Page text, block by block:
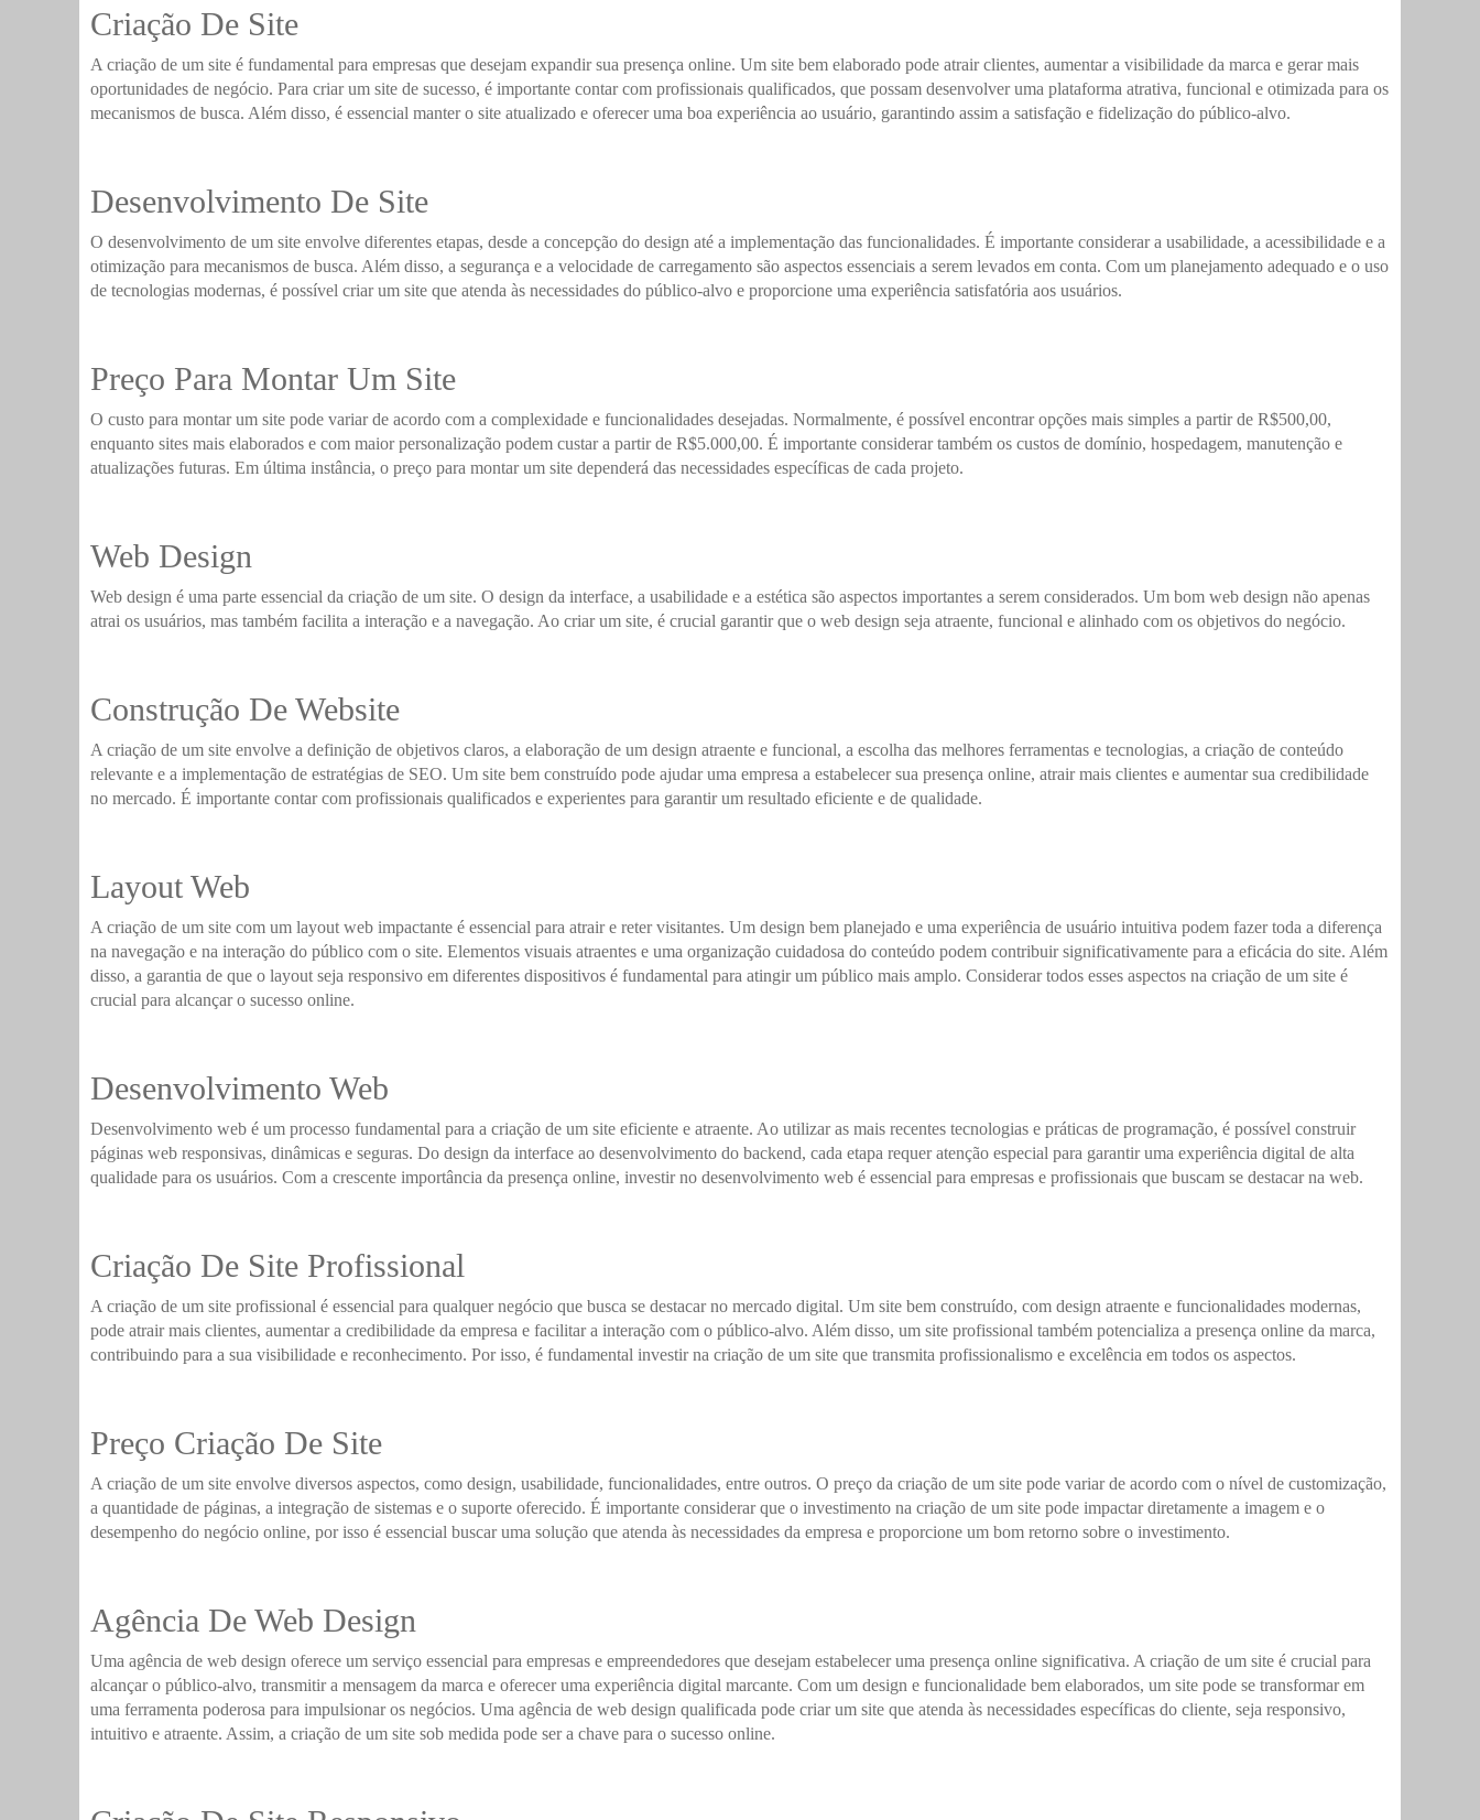
Criação De Site
A criação de um site é fundamental para empresas que desejam expandir sua presença online. Um site bem elaborado pode atrair clientes, aumentar a visibilidade da marca e gerar mais
oportunidades de negócio. Para criar um site de sucesso, é importante contar com profissionais qualificados, que possam desenvolver uma plataforma atrativa, funcional e otimizada para os
mecanismos de busca. Além disso, é essencial manter o site atualizado e oferecer uma boa experiência ao usuário, garantindo assim a satisfação e fidelização do público-alvo.
Desenvolvimento De Site
O desenvolvimento de um site envolve diferentes etapas, desde a concepção do design até a implementação das funcionalidades. É importante considerar a usabilidade, a acessibilidade e a
otimização para mecanismos de busca. Além disso, a segurança e a velocidade de carregamento são aspectos essenciais a serem levados em conta. Com um planejamento adequado e o uso
de tecnologias modernas, é possível criar um site que atenda às necessidades do público-alvo e proporcione uma experiência satisfatória aos usuários.
Preço Para Montar Um Site
O custo para montar um site pode variar de acordo com a complexidade e funcionalidades desejadas. Normalmente, é possível encontrar opções mais simples a partir de R$500,00,
enquanto sites mais elaborados e com maior personalização podem custar a partir de R$5.000,00. É importante considerar também os custos de domínio, hospedagem, manutenção e
atualizações futuras. Em última instância, o preço para montar um site dependerá das necessidades específicas de cada projeto.
Web Design
Web design é uma parte essencial da criação de um site. O design da interface, a usabilidade e a estética são aspectos importantes a serem considerados. Um bom web design não apenas
atrai os usuários, mas também facilita a interação e a navegação. Ao criar um site, é crucial garantir que o web design seja atraente, funcional e alinhado com os objetivos do negócio.
Construção De Website
A criação de um site envolve a definição de objetivos claros, a elaboração de um design atraente e funcional, a escolha das melhores ferramentas e tecnologias, a criação de conteúdo
relevante e a implementação de estratégias de SEO. Um site bem construído pode ajudar uma empresa a estabelecer sua presença online, atrair mais clientes e aumentar sua credibilidade
no mercado. É importante contar com profissionais qualificados e experientes para garantir um resultado eficiente e de qualidade.
Layout Web
A criação de um site com um layout web impactante é essencial para atrair e reter visitantes. Um design bem planejado e uma experiência de usuário intuitiva podem fazer toda a diferença
na navegação e na interação do público com o site. Elementos visuais atraentes e uma organização cuidadosa do conteúdo podem contribuir significativamente para a eficácia do site. Além
disso, a garantia de que o layout seja responsivo em diferentes dispositivos é fundamental para atingir um público mais amplo. Considerar todos esses aspectos na criação de um site é
crucial para alcançar o sucesso online.
Desenvolvimento Web
Desenvolvimento web é um processo fundamental para a criação de um site eficiente e atraente. Ao utilizar as mais recentes tecnologias e práticas de programação, é possível construir
páginas web responsivas, dinâmicas e seguras. Do design da interface ao desenvolvimento do backend, cada etapa requer atenção especial para garantir uma experiência digital de alta
qualidade para os usuários. Com a crescente importância da presença online, investir no desenvolvimento web é essencial para empresas e profissionais que buscam se destacar na web.
Criação De Site Profissional
A criação de um site profissional é essencial para qualquer negócio que busca se destacar no mercado digital. Um site bem construído, com design atraente e funcionalidades modernas,
pode atrair mais clientes, aumentar a credibilidade da empresa e facilitar a interação com o público-alvo. Além disso, um site profissional também potencializa a presença online da marca,
contribuindo para a sua visibilidade e reconhecimento. Por isso, é fundamental investir na criação de um site que transmita profissionalismo e excelência em todos os aspectos.
Preço Criação De Site
A criação de um site envolve diversos aspectos, como design, usabilidade, funcionalidades, entre outros. O preço da criação de um site pode variar de acordo com o nível de customização,
a quantidade de páginas, a integração de sistemas e o suporte oferecido. É importante considerar que o investimento na criação de um site pode impactar diretamente a imagem e o
desempenho do negócio online, por isso é essencial buscar uma solução que atenda às necessidades da empresa e proporcione um bom retorno sobre o investimento.
Agência De Web Design
Uma agência de web design oferece um serviço essencial para empresas e empreendedores que desejam estabelecer uma presença online significativa. A criação de um site é crucial para
alcançar o público-alvo, transmitir a mensagem da marca e oferecer uma experiência digital marcante. Com um design e funcionalidade bem elaborados, um site pode se transformar em
uma ferramenta poderosa para impulsionar os negócios. Uma agência de web design qualificada pode criar um site que atenda às necessidades específicas do cliente, seja responsivo,
intuitivo e atraente. Assim, a criação de um site sob medida pode ser a chave para o sucesso online.